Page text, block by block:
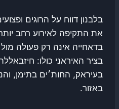
בלבנון דווח על הרוגים
את התקיפה לאירוע רחב
בדאחייה אינה רק פעולה
בציר האיראני כולו:
בעיראק, החות׳ים בתימן,
באזור.